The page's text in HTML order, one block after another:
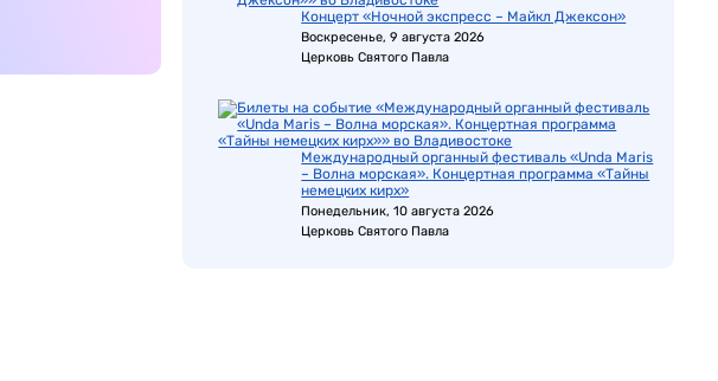
Концерт «Ночной экспресс – Майкл Джексон»
Воскресенье, 9 августа 2026
Церковь Святого Павла
Международный органный фестиваль «Unda Maris
– Волна морская». Концертная программа «Тайны
немецких кирх»
Понедельник, 10 августа 2026
Церковь Святого Павла